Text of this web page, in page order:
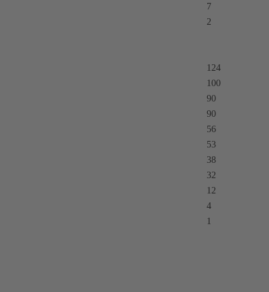
7
2
124
100
90
90
56
53
38
32
12
4
1